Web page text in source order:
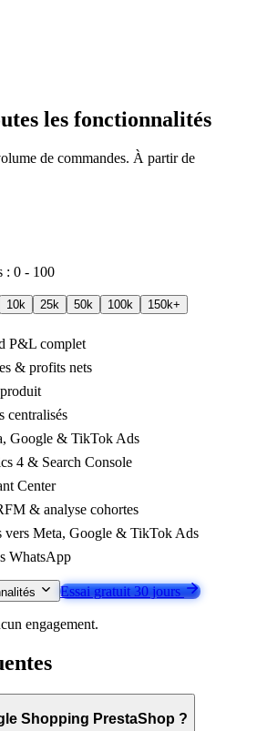
les fonctionnalités
de commandes. À partir de
: 0 - 100
10k 25k 50k 100k 150k+
P&L complet
& profits nets
centralisés
Google & TikTok Ads
4 & Search Console
Center
& analyse cohortes
vers Meta, Google & TikTok Ads
WhatsApp
Essai gratuit 30 jours
engagement.
Shopping PrestaShop ?